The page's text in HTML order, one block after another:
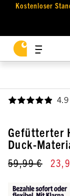
Kostenloser
4.9
Gefütterter
Duck-
59,99 €